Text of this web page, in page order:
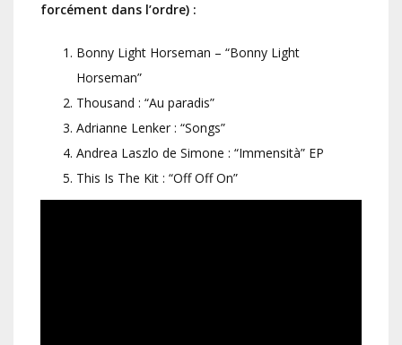
forcément dans l’ordre) :
Bonny Light Horseman – “Bonny Light
Horseman”
Thousand : “Au paradis”
Adrianne Lenker : “Songs”
Andrea Laszlo de Simone : “Immensità” EP
This Is The Kit : “Off Off On”